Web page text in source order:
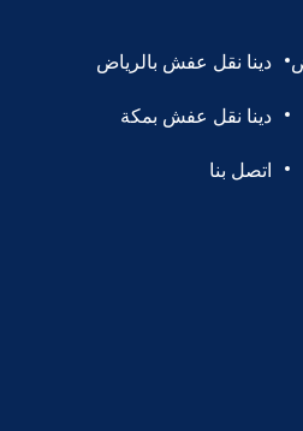
دينا نقل عفش بالرياض
دينا نقل عفش بمكة
اتصل بنا